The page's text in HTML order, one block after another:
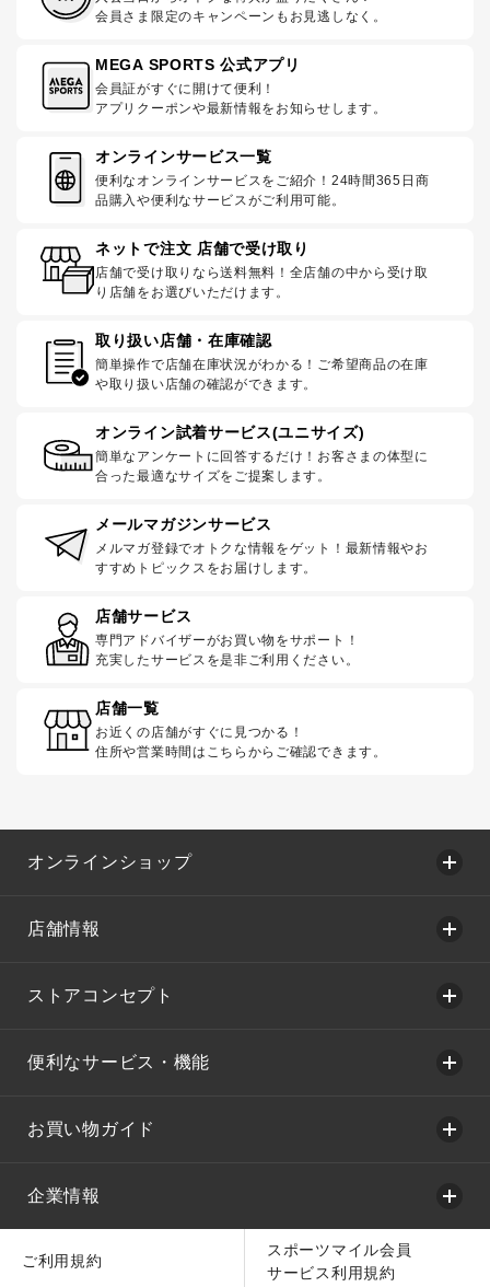
会員さま限定のキャンペーンもお見逃しなく。
MEGA SPORTS 公式アプリ
会員証がすぐに開けて便利！
アプリクーポンや最新情報をお知らせします。
オンラインサービス一覧
便利なオンラインサービスをご紹介！24時間365日商
品購入や便利なサービスがご利用可能。
ネットで注文 店舗で受け取り
店舗で受け取りなら送料無料！全店舗の中から受け取
り店舗をお選びいただけます。
取り扱い店舗・在庫確認
簡単操作で店舗在庫状況がわかる！ご希望商品の在庫
や取り扱い店舗の確認ができます。
オンライン試着サービス(ユニサイズ)
簡単なアンケートに回答するだけ！お客さまの体型に
合った最適なサイズをご提案します。
メールマガジンサービス
メルマガ登録でオトクな情報をゲット！最新情報やお
すすめトピックスをお届けします。
店舗サービス
専門アドバイザーがお買い物をサポート！
充実したサービスを是非ご利用ください。
店舗一覧
お近くの店舗がすぐに見つかる！
住所や営業時間はこちらからご確認できます。
オンラインショップ
店舗情報
ストアコンセプト
便利なサービス・機能
お買い物ガイド
企業情報
ご利用規約
スポーツマイル会員
サービス利用規約